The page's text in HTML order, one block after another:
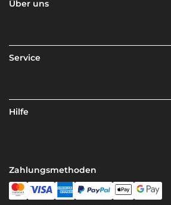
Über uns
Service
Hilfe
Zahlungsmethoden